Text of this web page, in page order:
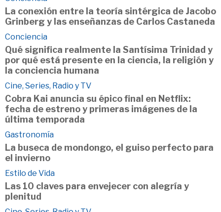
La conexión entre la teoría sintérgica de Jacobo
Grinberg y las enseñanzas de Carlos Castaneda
Conciencia
Qué significa realmente la Santísima Trinidad y
por qué está presente en la ciencia, la religión y
la conciencia humana
Cine, Series, Radio y TV
Cobra Kai anuncia su épico final en Netflix:
fecha de estreno y primeras imágenes de la
última temporada
Gastronomía
La buseca de mondongo, el guiso perfecto para
el invierno
Estilo de Vida
Las 10 claves para envejecer con alegría y
plenitud